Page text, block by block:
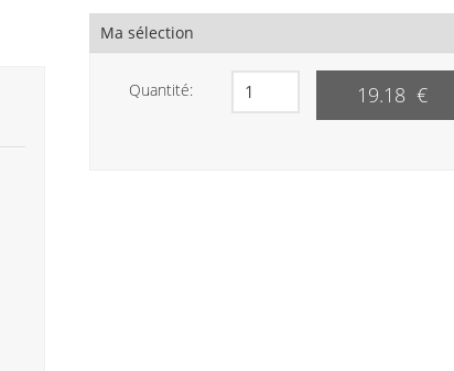
Ma sélection
Quantité: 19.18 €